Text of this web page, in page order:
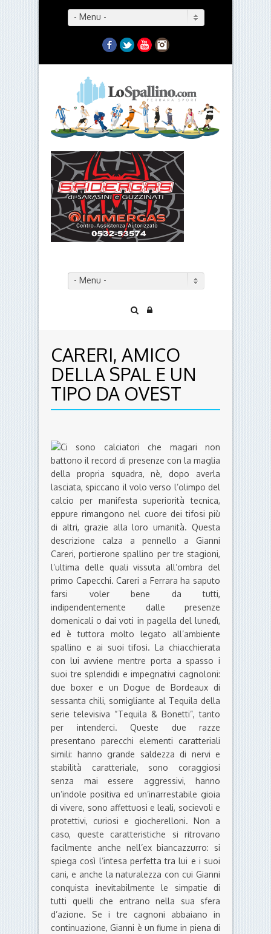
- Menu -
Facebook
TwitterYouTubeInstagram
- Menu -
CARERI, AMICO
DELLA SPAL E UN
TIPO DA OVEST
Ci sono calciatori che magari non
battono il record di presenze con la maglia
della propria squadra, nè, dopo averla
lasciata, spiccano il volo verso l’olimpo del
calcio per manifesta superiorità tecnica,
eppure rimangono nel cuore dei tifosi più
di altri, grazie alla loro umanità. Questa
descrizione calza a pennello a Gianni
Careri, portierone spallino per tre stagioni,
l’ultima delle quali vissuta all’ombra del
primo Capecchi. Careri a Ferrara ha saputo
farsi voler bene da tutti,
indipendentemente dalle presenze
domenicali o dai voti in pagella del lunedì,
ed è tuttora molto legato all’ambiente
spallino e ai suoi tifosi. La chiacchierata
con lui avviene mentre porta a spasso i
suoi tre splendidi e impegnativi cagnoloni:
due boxer e un Dogue de Bordeaux di
sessanta chili, somigliante al Tequila della
serie televisiva “Tequila & Bonetti”, tanto
per intenderci. Queste due razze
presentano parecchi elementi caratteriali
simili: hanno grande saldezza di nervi e
stabilità caratteriale, sono coraggiosi
senza mai essere aggressivi, hanno
un’indole positiva ed un’inarrestabile gioia
di vivere, sono affettuosi e leali, socievoli e
protettivi, curiosi e giocherelloni. Non a
caso, queste caratteristiche si ritrovano
facilmente anche nell’ex biancazzurro: si
spiega così l’intesa perfetta tra lui e i suoi
cani, e anche la naturalezza con cui Gianni
conquista inevitabilmente le simpatie di
tutti quelli che entrano nella sua sfera
d’azione. Se i tre cagnoni abbaiano in
continuazione, Gianni è un fiume in piena di